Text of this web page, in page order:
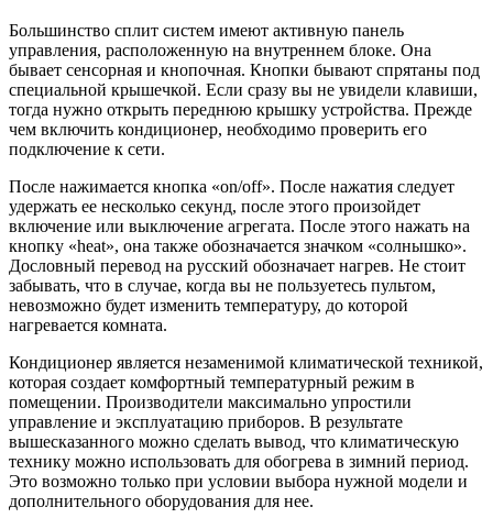
Большинство сплит систем имеют активную панель
управления, расположенную на внутреннем блоке. Она
бывает сенсорная и кнопочная. Кнопки бывают спрятаны под
специальной крышечкой. Если сразу вы не увидели клавиши,
тогда нужно открыть переднюю крышку устройства. Прежде
чем включить кондиционер, необходимо проверить его
подключение к сети.
После нажимается кнопка «on/off». После нажатия следует
удержать ее несколько секунд, после этого произойдет
включение или выключение агрегата. После этого нажать на
кнопку «heat», она также обозначается значком «солнышко».
Дословный перевод на русский обозначает нагрев. Не стоит
забывать, что в случае, когда вы не пользуетесь пультом,
невозможно будет изменить температуру, до которой
нагревается комната.
Кондиционер является незаменимой климатической техникой,
которая создает комфортный температурный режим в
помещении. Производители максимально упростили
управление и эксплуатацию приборов. В результате
вышесказанного можно сделать вывод, что климатическую
технику можно использовать для обогрева в зимний период.
Это возможно только при условии выбора нужной модели и
дополнительного оборудования для нее.